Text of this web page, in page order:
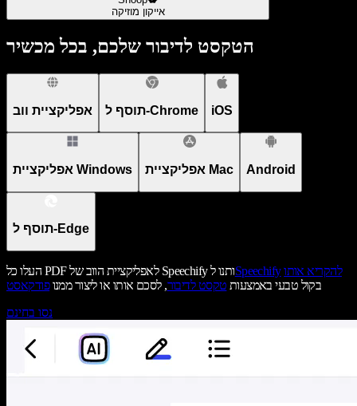
אייקון מוזיקה
הטקסט לדיבור שלכם, בכל מכשיר
אפליקציית ווב תוסף ל-Chrome iOS
אפליקציית Windows אפליקציית Mac Android
תוסף ל-Edge
העלו כל PDF לאפליקציית הווב של Speechify ותנו לSpeechify להקריא אותו
בקול טבעי באמצעות טקסט לדיבור, לסכם אותו או ליצור ממנופודקאסט
נסו בחינם